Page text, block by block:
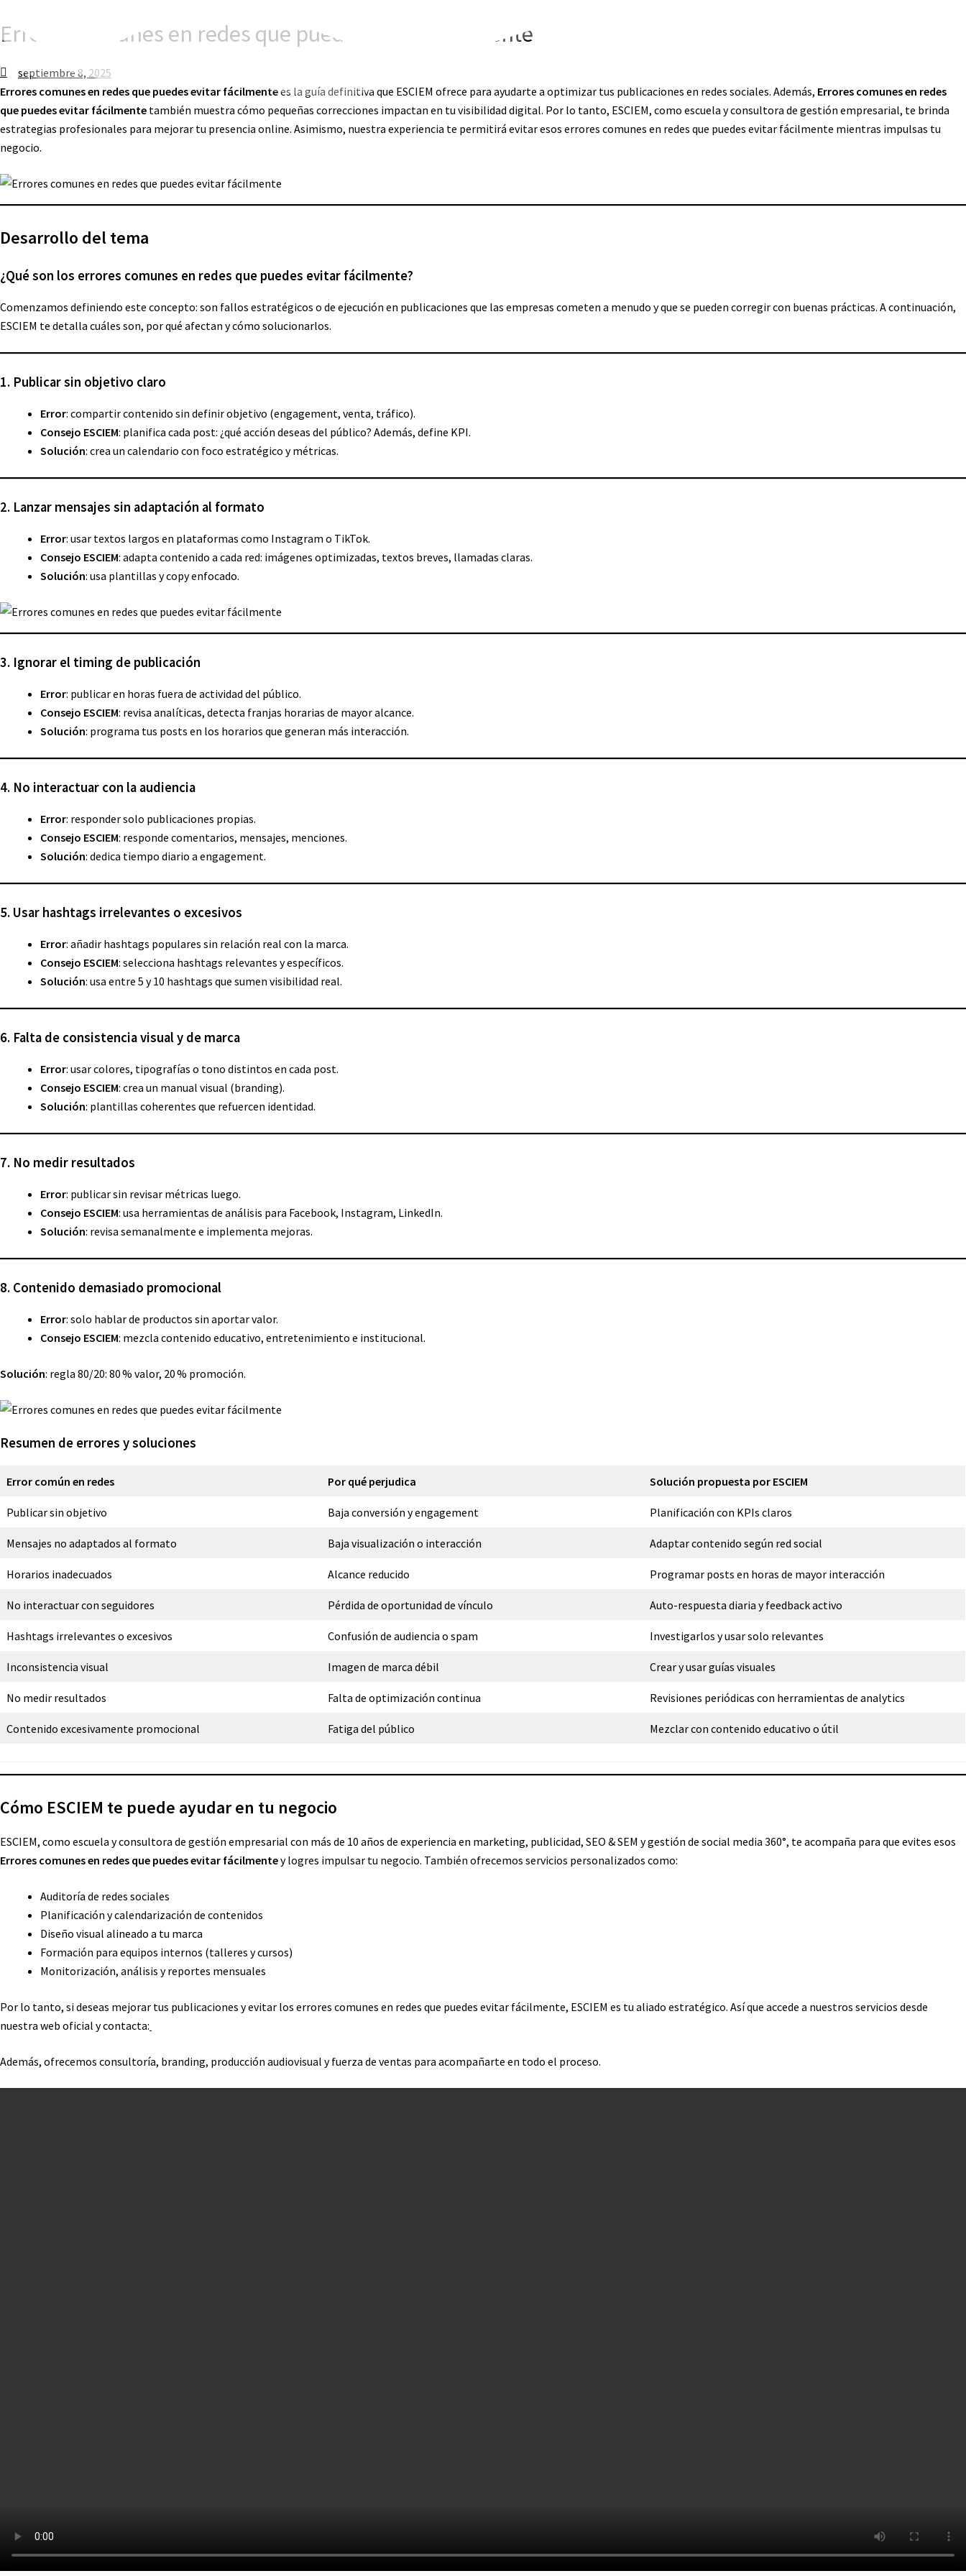
Errores comunes en redes que puedes evitar fácilmente
septiembre 8, 2025
Errores comunes en redes que puedes evitar fácilmentees la guía definitiva que ESCIEM ofrece para ayudarte a optimizar tus publicaciones en redes sociales. Además, Errores comunes en redes
que puedes evitar fácilmente también muestra cómo pequeñas correcciones impactan en tu visibilidad digital. Por lo tanto, ESCIEM, como escuela y consultora de gestión empresarial, te brinda
estrategias profesionales para mejorar tu presencia online. Asimismo, nuestra experiencia te permitirá evitar esos errores comunes en redes que puedes evitar fácilmente mientras impulsas tu
negocio.
Desarrollo del tema
¿Qué son los errores comunes en redes que puedes evitar fácilmente?
Comenzamos definiendo este concepto: son fallos estratégicos o de ejecución en publicaciones que las empresas cometen a menudo y que se pueden corregir con buenas prácticas. A continuación,
ESCIEM te detalla cuáles son, por qué afectan y cómo solucionarlos.
1. Publicar sin objetivo claro
Error: compartir contenido sin definir objetivo (engagement, venta, tráfico).
Consejo ESCIEM: planifica cada post: ¿qué acción deseas del público? Además, define KPI.
Solución: crea un calendario con foco estratégico y métricas.
2. Lanzar mensajes sin adaptación al formato
Error: usar textos largos en plataformas como Instagram o TikTok.
Consejo ESCIEM: adapta contenido a cada red: imágenes optimizadas, textos breves, llamadas claras.
Solución: usa plantillas y copy enfocado.
3. Ignorar el timing de publicación
Error: publicar en horas fuera de actividad del público.
Consejo ESCIEM: revisa analíticas, detecta franjas horarias de mayor alcance.
Solución: programa tus posts en los horarios que generan más interacción.
4. No interactuar con la audiencia
Error: responder solo publicaciones propias.
Consejo ESCIEM: responde comentarios, mensajes, menciones.
Solución: dedica tiempo diario a engagement.
5. Usar hashtags irrelevantes o excesivos
Error: añadir hashtags populares sin relación real con la marca.
Consejo ESCIEM: selecciona hashtags relevantes y específicos.
Solución: usa entre 5 y 10 hashtags que sumen visibilidad real.
6. Falta de consistencia visual y de marca
Error: usar colores, tipografías o tono distintos en cada post.
Consejo ESCIEM: crea un manual visual (branding).
Solución: plantillas coherentes que refuercen identidad.
7. No medir resultados
Error: publicar sin revisar métricas luego.
Consejo ESCIEM: usa herramientas de análisis para Facebook, Instagram, LinkedIn.
Solución: revisa semanalmente e implementa mejoras.
8. Contenido demasiado promocional
Error: solo hablar de productos sin aportar valor.
Consejo ESCIEM: mezcla contenido educativo, entretenimiento e institucional.
Solución: regla 80/20: 80 % valor, 20 % promoción.
Resumen de errores y soluciones
Error común en redes Por qué perjudica Solución propuesta por ESCIEM
Publicar sin objetivo Baja conversión y engagement Planificación con KPIs claros
Mensajes no adaptados al formato Baja visualización o interacción Adaptar contenido según red social
Horarios inadecuados Alcance reducido Programar posts en horas de mayor interacción
No interactuar con seguidores Pérdida de oportunidad de vínculo Auto-respuesta diaria y feedback activo
Hashtags irrelevantes o excesivos Confusión de audiencia o spam Investigarlos y usar solo relevantes
Inconsistencia visual Imagen de marca débil Crear y usar guías visuales
No medir resultados Falta de optimización continua Revisiones periódicas con herramientas de analytics
Contenido excesivamente promocional Fatiga del público Mezclar con contenido educativo o útil
Cómo ESCIEM te puede ayudar en tu negocio
ESCIEM, como escuela y consultora de gestión empresarial con más de 10 años de experiencia en marketing, publicidad, SEO & SEM y gestión de social media 360°, te acompaña para que evites esos
Errores comunes en redes que puedes evitar fácilmentey logres impulsar tu negocio. También ofrecemos servicios personalizados como:
Auditoría de redes sociales
Planificación y calendarización de contenidos
Diseño visual alineado a tu marca
Formación para equipos internos (talleres y cursos)
Monitorización, análisis y reportes mensuales
Por lo tanto, si deseas mejorar tus publicaciones y evitar los errores comunes en redes que puedes evitar fácilmente, ESCIEM es tu aliado estratégico. Así que accede a nuestros servicios desde
nuestra web oficial y contacta:
Además, ofrecemos consultoría, branding, producción audiovisual y fuerza de ventas para acompañarte en todo el proceso.